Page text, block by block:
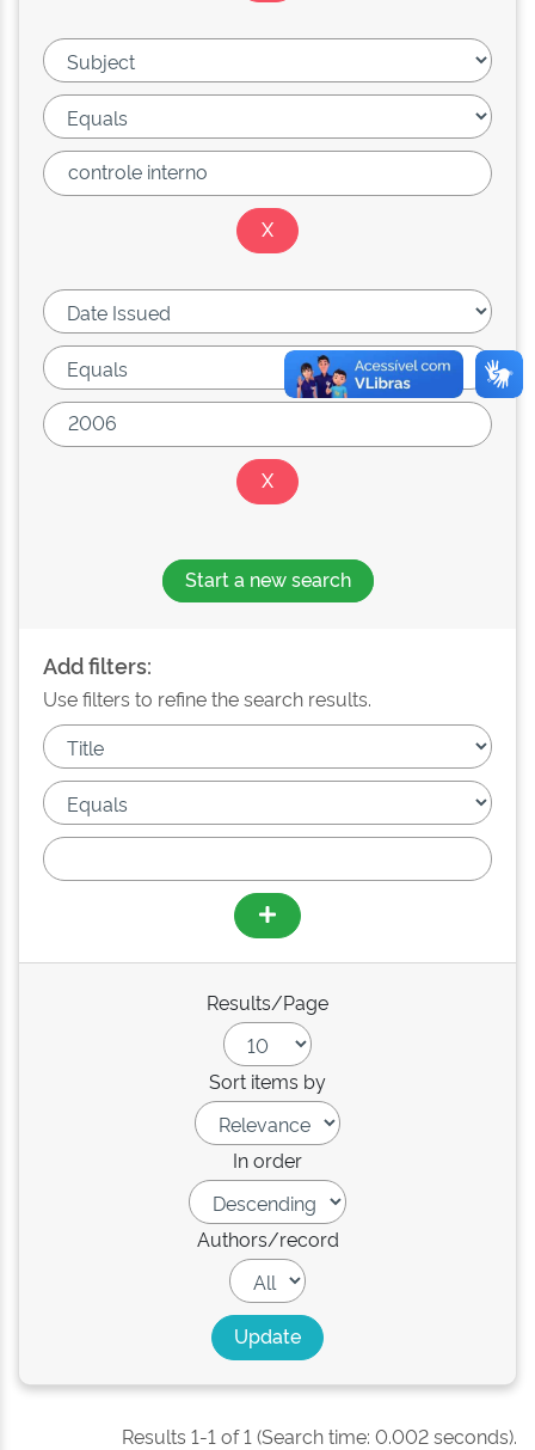
Start a new search
Add filters:
Use filters to refine the search results.
Results/Page
Sort items by
In order
Authors/record
Results 1-1 of 1 (Search time: 0.002 seconds).